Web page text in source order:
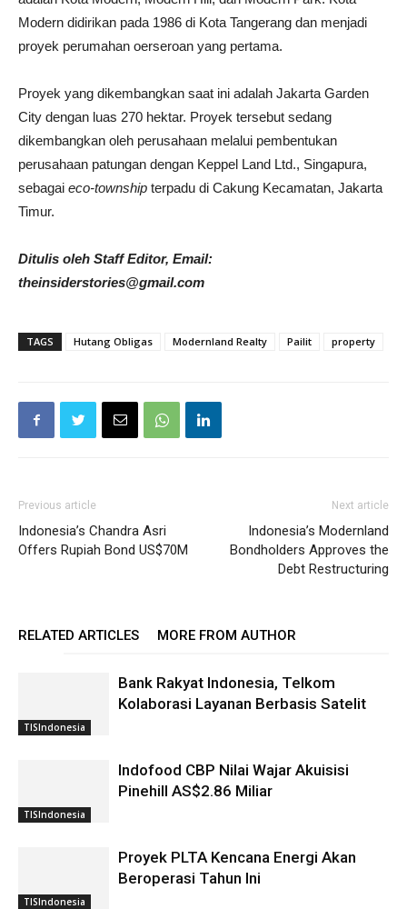
Modern didirikan pada 1986 di Kota Tangerang dan menjadi
proyek perumahan oerseroan yang pertama.
Proyek yang dikembangkan saat ini adalah Jakarta Garden
City dengan luas 270 hektar. Proyek tersebut sedang
dikembangkan oleh perusahaan melalui pembentukan
perusahaan patungan dengan Keppel Land Ltd., Singapura,
sebagai eco-township terpadu di Cakung Kecamatan, Jakarta
Timur.
Ditulis oleh Staff Editor, Email:
theinsiderstories@gmail.com
TAGS Hutang Obligas Modernland Realty Pailit property
Previous article
Indonesia’s Chandra Asri
Offers Rupiah Bond US$70M
Next article
Indonesia’s Modernland
Bondholders Approves the
Debt Restructuring
RELATED ARTICLES MORE FROM AUTHOR
TISIndonesia
Bank Rakyat Indonesia, Telkom
Kolaborasi Layanan Berbasis Satelit
TISIndonesia
Indofood CBP Nilai Wajar Akuisisi
Pinehill AS$2.86 Miliar
TISIndonesia
Proyek PLTA Kencana Energi Akan
Beroperasi Tahun Ini